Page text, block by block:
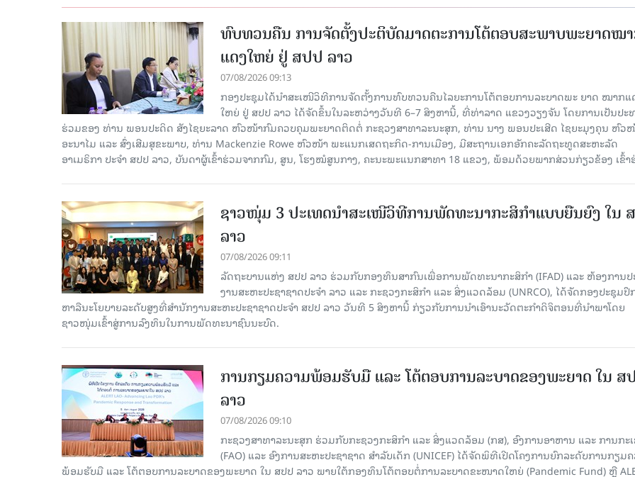
ທົບທວນຄືນ ການຈັດຕັ້ງປະຕິບັດມາດຕະການໂຕ້ຕອບສະພາບພະຍາດໝ
ແດງໃຫຍ່ ຢູ່ ສປປ ລາວ
07/08/2026 09:13
ກອງປະຊຸມໄດ້ນຳສະເໜີວິທີການຈັດຕັ້ງການທົບທວນຄືນໄລຍະການໂຕ້ຕອບການລະບາດພະ ຍາດ ໝາກແ
ໃຫຍ່ ຢູ່ ສປປ ລາວ ໄດ້ຈັດຂຶ້ນໃນລະຫວ່າງວັນທີ 6–7 ສິງຫານີ້, ທີ່ທ່າລາດ ແຂວງວຽງຈັນ ໂດຍການເປັນປະ
ຮ່ວມຂອງ ທ່ານ ພອນປະດິດ ສັງໄຊຍະລາດ ຫົວໜ້າກົມຄວບຄຸມພະຍາດຕິດຕໍ່ ກະຊວງສາທາລະນະສຸກ, ທ່ານ ນາງ ພອນປະເສີດ ໄຊຍະມຸງຄຸນ ຫົວ
ອະນາໄມ ແລະ ສົ່ງເສີມສຸຂະພາບ, ທ່ານ Mackenzie Rowe ຫົວໜ້າ ພະແນກເສດຖະກິດ-ການເມືອງ, ມີສະຖານເອກອັກຄະລັດຖະທູດສະຫະລັດ
ອາເມຣິກາ ປະຈຳ ສປປ ລາວ, ບັນດາຜູ້ເຂົ້າຮ່ວມຈາກກົມ, ສູນ, ໂຮງໝໍສູນກາງ, ຄະນະພະແນກສາທາ 18 ແຂວງ, ພ້ອມດ້ວຍພາກສ່ວນກ່ຽວຂ້ອງ ເຂົ້າ
ຊາວໜຸ່ມ 3 ປະເທດນຳສະເໜີວິທີການພັດທະນາກະສິກຳແບບຍືນຍົງ ໃນ
ລາວ
07/08/2026 09:11
ລັດຖະບານແຫ່ງ ສປປ ລາວ ຮ່ວມກັບກອງທຶນສາກົນເພື່ອການພັດທະນາກະສິກຳ (IFAD) ແລະ ຫ້ອງການປ
ງານສະຫະປະຊາຊາດປະຈຳ ລາວ ແລະ ກະຊວງກະສິກຳ ແລະ ສິ່ງແວດລ້ອມ (UNRCO), ໄດ້ຈັດກອງປະຊຸມປຶ
ຫາລືນະໂຍບາຍລະດັບສູງທີ່ສຳນັກງານສະຫະປະຊາຊາດປະຈຳ ສປປ ລາວ ວັນທີ 5 ສິງຫານີ້ ກ່ຽວກັບການນຳເອົານະວັດຕະກຳດິຈິຕອນທີ່ນຳພາໂດຍ
ຊາວໜຸ່ມເຂົ້າສູ່ການລົງທຶນໃນການພັດທະນາຊົນນະບົດ.
ການກຽມຄວາມພ້ອມຮັບມື ແລະ ໂຕ້ຕອບການລະບາດຂອງພະຍາດ ໃນ ສ
ລາວ
07/08/2026 09:10
ກະຊວງສາທາລະນະສຸກ ຮ່ວມກັບກະຊວງກະສິກຳ ແລະ ສິ່ງແວດລ້ອມ (ກສ), ອົງການອາຫານ ແລະ ການກະ
(FAO) ແລະ ອົງການສະຫະປະຊາຊາດ ສໍາລັບເດັກ (UNICEF) ໄດ້ຈັດພິທີເປີດໂຄງການຍົກລະດັບການກຽມ
ພ້ອມຮັບມື ແລະ ໂຕ້ຕອບການລະບາດຂອງພະຍາດ ໃນ ສປປ ລາວ ພາຍໃຕ້ກອງທຶນໂຕ້ຕອບຕໍ່ການລະບາດຂະໜາດໃຫຍ່ (Pandemic Fund) ຫຼື